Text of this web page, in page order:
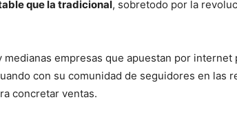
que la tradicional, sobretodo por la
medianas empresas que apuestan por internet
con su comunidad de seguidores en las
concretar ventas.